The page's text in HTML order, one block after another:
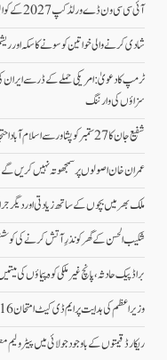
آئی سی سی ون ڈے ورلڈکپ 2027 کے کوالیفائرز کا شیڈول طے پاگیا
شادی کرنے والی خواتین کو سونے کا سکہ اور
ٹرمپ کا دعویٰ: امریکی حملے کے ڈر سے
سزاؤں کی وارننگ
شفیع جان کا 27 ستمبر کو پشاور سے اسلام آباد احتجاجی مارچ اور متبادل ٹیموں کی حکمتِ عملی کا اعلان
عمران خان اصولوں پر سمجھوتہ نہیں کریں
ملک بھر میں بچوں کے ساتھ زیادتی اور دیگر جرائم کے مجموعی
شکیب الحسن کے گھر کو نذرِ آتش کرنے کی
براڈ پیک حادثہ، پانچ غیرملکی کوہ پیماؤں کی
وزیراعظم کی ہدایت پر ایم ڈی کیٹ امتحان 16 اگست سے مؤخر، نئی تاریخ 20 ستمبر مقرر
ریکارڈ قیمتوں کے باوجود جولائی میں پیٹرولیم مصنوعات